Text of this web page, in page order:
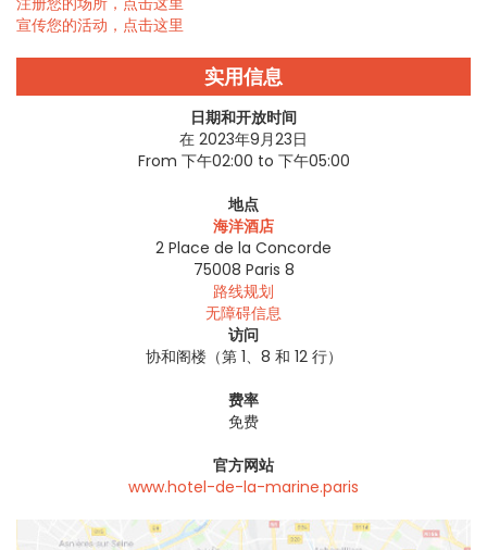
宣传您的活动，点击这里
实用信息
日期和开放时间
在 2023年9月23日
From 下午02:00 to 下午05:00
地点
海洋酒店
2 Place de la Concorde
75008 Paris 8
路线规划
无障碍信息
访问
协和阁楼（第 1、8 和 12 行）
费率
免费
官方网站
www.hotel-de-la-marine.paris